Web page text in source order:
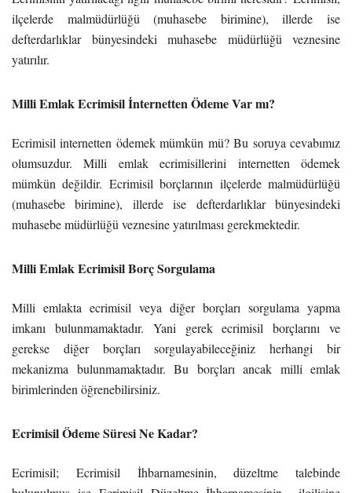
ilçelerde malmüdürlüğü (muhasebe birimine), illerde ise
defterdarlıklar bünyesindeki muhasebe müdürlüğü veznesine
yatırılır.
Milli Emlak Ecrimisil İnternetten Ödeme Var mı?
Ecrimisil internetten ödemek mümkün mü? Bu soruya cevabımız
olumsuzdur. Milli emlak ecrimisillerini internetten ödemek
mümkün değildir. Ecrimisil borçlarının ilçelerde malmüdürlüğü
(muhasebe birimine), illerde ise defterdarlıklar bünyesindeki
muhasebe müdürlüğü veznesine yatırılması gerekmektedir.
Milli Emlak Ecrimisil Borç Sorgulama
Milli emlakta ecrimisil veya diğer borçları sorgulama yapma
imkanı bulunmamaktadır. Yani gerek ecrimisil borçlarını ve
gerekse diğer borçları sorgulayabileceğiniz herhangi bir
mekanizma bulunmamaktadır. Bu borçları ancak milli emlak
birimlerinden öğrenebilirsiniz.
Ecrimisil Ödeme Süresi Ne Kadar?
Ecrimisil; Ecrimisil İhbarnamesinin, düzeltme talebinde